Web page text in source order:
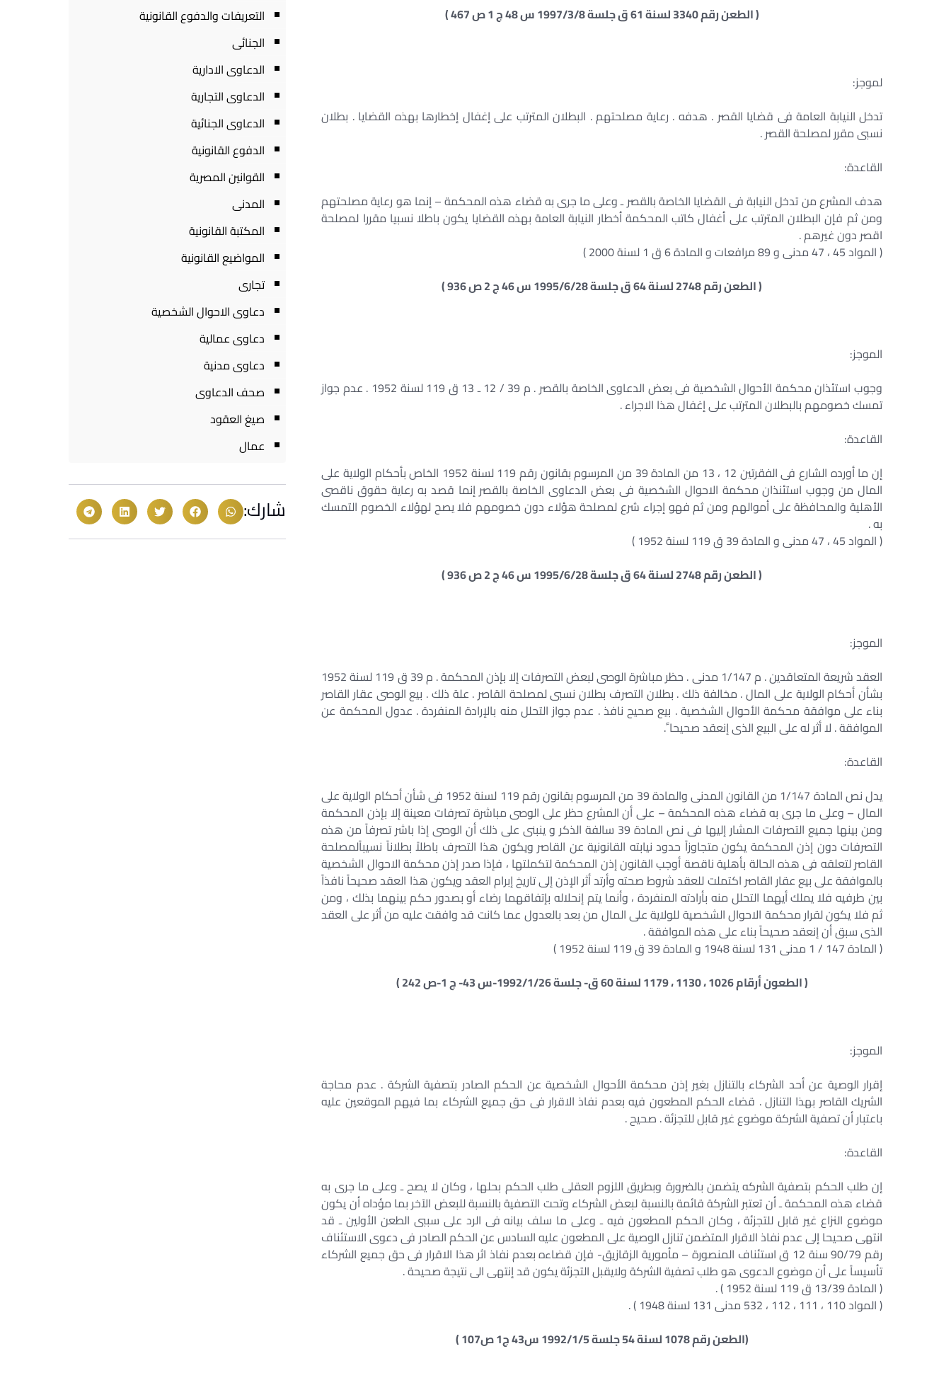
( الطعن رقم 3340 لسنة 61 ق جلسة 1997/3/8 س 48 ج 1 ص 467 )
لموجز:
تدخل النيابة العامة فى قضايا القصر . هدفه . رعاية مصلحتهم . البطلان المترتب على إغفال إخطارها بهذه القضايا . بطلان
نسبى مقرر لمصلحة القصر .
القاعدة:
هدف المشرع من تدخل النيابة فى القضايا الخاصة بالقصر ـ وعلى ما جرى به قضاء هذه المحكمة – إنما هو رعاية مصلحتهم
ومن ثم فإن البطلان المترتب على أغفال كاتب المحكمة أخطار النيابة العامة بهذه القضايا يكون باطلا نسبيا مقررا لمصلحة
اقصر دون غيرهم .
( المواد 45 ، 47 مدنى و 89 مرافعات و المادة 6 ق 1 لسنة 2000 )
( الطعن رقم 2748 لسنة 64 ق جلسة 1995/6/28 س 46 ج 2 ص 936 )
الموجز:
وجوب استئذان محكمة الأحوال الشخصية فى بعض الدعاوى الخاصة بالقصر . م 39 / 12 ـ 13 ق 119 لسنة 1952 . عدم جواز
تمسك خصومهم بالبطلان المترتب على إغفال هذا الاجراء .
القاعدة:
إن ما أورده الشارع فى الفقرتين 12 ، 13 من المادة 39 من المرسوم بقانون رقم 119 لسنة 1952 الخاص بأحكام الولاية على
المال من وجوب استئنذان محكمة الاحوال الشخصية فى بعض الدعاوى الخاصة بالقصر إنما قصد به رعاية حقوق ناقصى
الأهلية والمحافظة على أموالهم ومن ثم فهو إجراء شرع لمصلحة هؤلاء دون خصومهم فلا يصح لهؤلاء الخصوم التمسك
به .
( المواد 45 ، 47 مدنى و المادة 39 ق 119 لسنة 1952 )
( الطعن رقم 2748 لسنة 64 ق جلسة 1995/6/28 س 46 ج 2 ص 936 )
الموجز:
العقد شريعة المتعاقدين . م 1/147 مدنى . حظر مباشرة الوصى لبعض التصرفات إلا بإذن المحكمة . م 39 ق 119 لسنة 1952
بشأن أحكام الولاية على المال . مخالفة ذلك . بطلان التصرف بطلان نسبى لمصلحة القاصر . علة ذلك . بيع الوصى عقار القاصر
بناء على موافقة محكمة الأحوال الشخصية . بيع صحيح نافذ . عدم جواز التحلل منه بالإرادة المنفردة . عدول المحكمة عن
الموافقة . لا أثر له على البيع الذى إنعقد صحيحا ً.
القاعدة:
يدل نص المادة 1/147 من القانون المدنى والمادة 39 من المرسوم بقانون رقم 119 لسنة 1952 فى شأن أحكام الولاية على
المال – وعلى ما جرى به قضاء هذه المحكمة – على أن المشرع حظر على الوصى مباشرة تصرفات معينة إلا بإذن المحكمة
ومن بينها جميع التصرفات المشار إليها فى نص المادة 39 سالفة الذكر و ينبنى على ذلك أن الوصى إذا باشر تصرفاً من هذه
التصرفات دون إذن المحكمة يكون متجاوزاً حدود نيابته القانونية عن القاصر ويكون هذا التصرف باطلاً بطلاناً نسيباًلمصلحة
القاصر لتعلقه فى هذه الحالة بأهلية ناقصة أوجب القانون إذن المحكمة لتكملتها ، فإذا صدر إذن محكمة الاحوال الشخصية
بالموافقة على بيع عقار القاصر اكتملت للعقد شروط صحته وأرتد أثر الإذن إلى تاريخ إبرام العقد ويكون هذا العقد صحيحاً نافذاً
بين طرفيه فلا يملك أيهما التحلل منه بأرادته المنفردة ، وأنما يتم إنحلاله بإتفاقهما رضاء أو بصدور حكم بينهما بذلك ، ومن
ثم فلا يكون لقرار محكمة الاحوال الشخصية للولاية على المال من بعد بالعدول عما كانت قد وافقت عليه من أثر على العقد
الذى سبق أن إنعقد صحيحاً بناء على هذه الموافقة .
( المادة 147 / 1 مدنى 131 لسنة 1948 و المادة 39 ق 119 لسنة 1952 )
( الطعون أرقام 1026 ، 1130 ، 1179 لسنة 60 ق- جلسة 1992/1/26-س 43- ج 1-ص 242 )
الموجز:
إقرار الوصية عن أحد الشركاء بالتنازل بغير إذن محكمة الأحوال الشخصية عن الحكم الصادر بتصفية الشركة . عدم محاجة
الشريك القاصر بهذا التنازل . قضاء الحكم المطعون فيه بعدم نفاذ الاقرار فى حق جميع الشركاء بما فيهم الموقعين عليه
باعتبار أن تصفية الشركة موضوع غير قابل للتجزئة . صحيح .
القاعدة:
إن طلب الحكم بتصفية الشركه يتضمن بالضرورة وبطريق اللزوم العقلى طلب الحكم بحلها ، وكان لا يصح ـ وعلى ما جرى به
قضاء هذه المحكمة ـ أن تعتبر الشركة قائمة بالنسبة لبعض الشركاء وتحت التصفية بالنسبة للبعض الآخر بما مؤداه أن يكون
موضوع النزاع غير قابل للتجزئة ، وكان الحكم المطعون فيه ـ وعلى ما سلف بيانه فى الرد على سببى الطعن الأولين ـ قد
انتهى صحيحا إلى عدم نفاذ الاقرار المتضمن تنازل الوصية على المطعون عليه السادس عن الحكم الصادر فى دعوى الاستئناف
رقم 90/79 سنة 12 ق استئناف المنصورة – مأمورية الزقازيق- فإن قضاءه بعدم نفاذ اثر هذا الاقرار فى حق جميع الشركاء
تأسيساً على أن موضوع الدعوى هو طلب تصفية الشركة ولايقبل التجزئة يكون قد إنتهى الى نتيجة صحيحة .
( المادة 13/39 ق 119 لسنة 1952 ) .
( المواد 110 ، 111 ، 112 ، 532 مدنى 131 لسنة 1948 ) .
(الطعن رقم 1078 لسنة 54 جلسة 1992/1/5 س43 ج1 ص107 )
التعريفات والدفوع القانونية
الجنائى
الدعاوى الادارية
الدعاوى التجارية
الدعاوى الجنائية
الدفوع القانونية
القوانين المصرية
المدنى
المكتبة القانونية
المواضيع القانونية
تجارى
دعاوى الاحوال الشخصية
دعاوى عمالية
دعاوى مدنية
صحف الدعاوى
صيغ العقود
عمال
شارك: